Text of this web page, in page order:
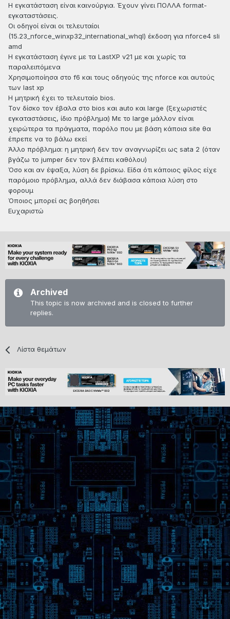
Η εγκατάσταση είναι καινούργια. Έχουν γίνει ΠΟΛΛΑ format-
εγκαταστάσεις.
Οι οδηγοί είναι οι τελευταίοι
(15.23_nforce_winxp32_international_whql) έκδοση για nforce4 sli
amd
Η εγκατάσταση έγινε με τα LastXP v21 με και χωρίς τα
παραλειπόμενα
Χρησιμοποίησα στο f6 και τους οδηγούς της nforce και αυτούς
των last xp
Η μητρική έχει το τελευταίο bios.
Τον δίσκο τον έβαλα στο bios και auto και large (ξεχωριστές
εγκαταστάσεις, ίδιο πρόβλημα) Με το large μάλλον είναι
χειρώτερα τα πράγματα, παρόλο που με βάση κάποια site θα
έπρεπε να το βάλω εκεί
Άλλο πρόβλημα: η μητρική δεν τον αναγνωρίζει ως sata 2 (όταν
βγάζω το jumper δεν τον βλέπει καθόλου)
Όσο και αν έψαξα, λύση δε βρίσκω. Είδα ότι κάποιος φίλος είχε
παρόμοιο πρόβλημα, αλλά δεν διάβασα κάποια λύση στο
φορουμ
Όποιος μπορεί ας βοηθήσει
Ευχαριστώ
Archived
This topic is now archived and is closed to further
replies.
Λίστα θεμάτων